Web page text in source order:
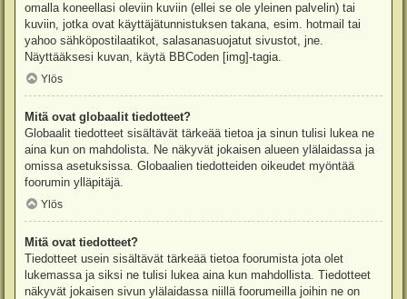
omalla koneellasi oleviin kuviin (ellei se ole yleinen palvelin) tai
kuviin, jotka ovat käyttäjätunnistuksen takana, esim. hotmail tai
yahoo sähköpostilaatikot, salasanasuojatut sivustot, jne.
Näyttääksesi kuvan, käytä BBCoden [img]-tagia.
Ylös
Mitä ovat globaalit tiedotteet?
Globaalit tiedotteet sisältävät tärkeää tietoa ja sinun tulisi lukea ne
aina kun on mahdolista. Ne näkyvät jokaisen alueen ylälaidassa ja
omissa asetuksissa. Globaalien tiedotteiden oikeudet myöntää
foorumin ylläpitäjä.
Ylös
Mitä ovat tiedotteet?
Tiedotteet usein sisältävät tärkeää tietoa foorumista jota olet
lukemassa ja siksi ne tulisi lukea aina kun mahdollista. Tiedotteet
näkyvät jokaisen sivun ylälaidassa niillä foorumeilla joihin ne on